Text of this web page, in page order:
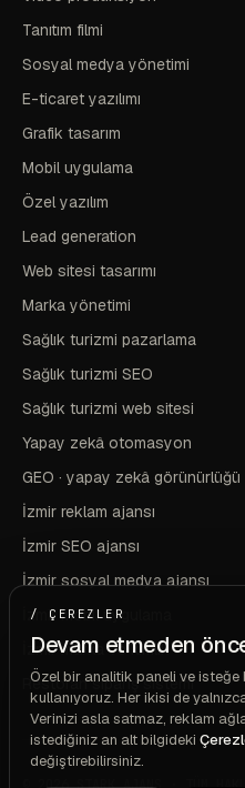
Tanıtım filmi
Sosyal medya yönetimi
E-ticaret yazılımı
Grafik tasarım
Mobil uygulama
Özel yazılım
Lead generation
Web sitesi tasarımı
Marka yönetimi
Sağlık turizmi pazarlama
Sağlık turizmi SEO
Sağlık turizmi web sitesi
Yapay zekâ otomasyon
GEO · yapay zekâ görünürlüğü
İzmir reklam ajansı
İzmir SEO ajansı
İzmir sosyal medya ajansı
İzmir mobil uygulama
İzmir marka ve kimlik
Restoran sipariş sistemi
/ ÇEREZLER
Devam etmeden
Özel bir analitik paneli ve isteğe
kullanıyoruz. Her ikisi de
Verinizi asla satmaz, reklam
istediğiniz an alt bilgideki
değiştirebilirsiniz.